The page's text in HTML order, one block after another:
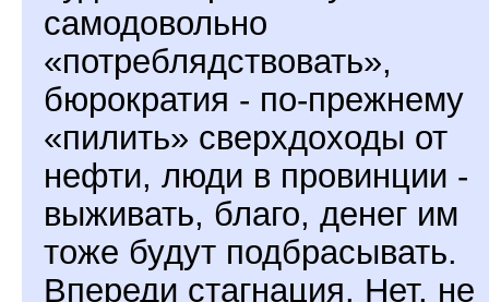
самодовольно
«потреблядствовать»,
бюрократия - по-прежнему
«пилить» сверхдоходы от
нефти, люди в провинции -
выживать, благо, денег им
тоже будут подбрасывать.
Впереди стагнация. Нет, не